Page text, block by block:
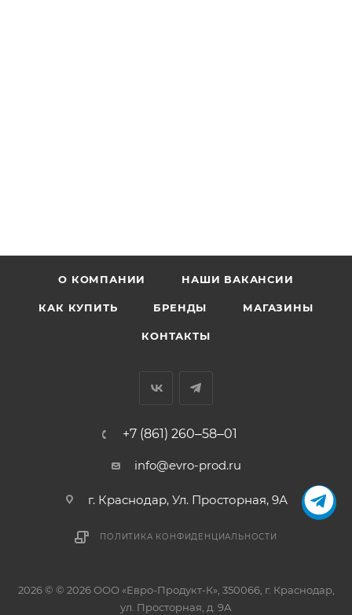
О КОМПАНИИ НАШИ ВАКАНСИИ
КАК КУПИТЬ БРЕНДЫ МАГАЗИНЫ
КОНТАКТЫ
+7 (861) 260‒58‒01
info@evro-prod.ru
г. Краснодар, ​Ул. Просторная, 9А
ПОЛИТИКА КОНФИДЕНЦИАЛЬНОСТИ
2026 © © 2026 ООО «Евро-Продукт-К», 350066, г. Краснодар,
ул. Просторная, д. 9А